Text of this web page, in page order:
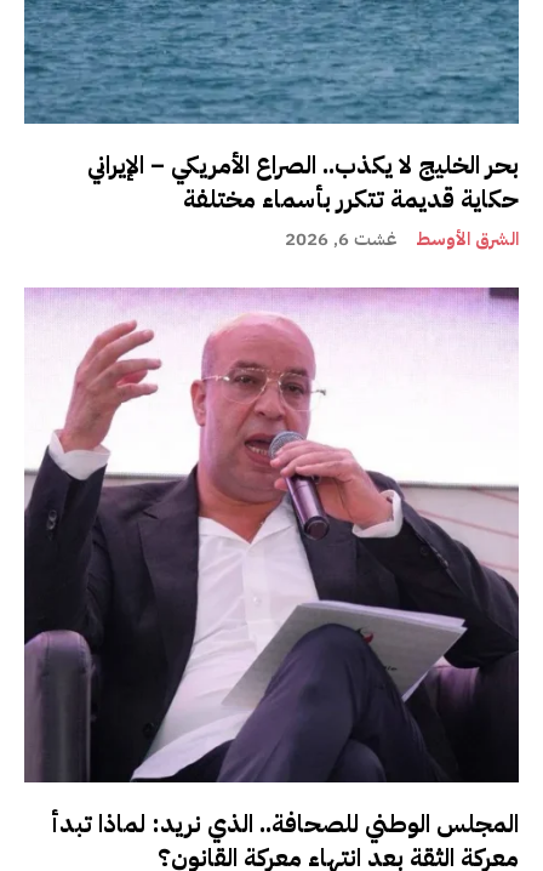
بحر الخليج لا يكذب.. الصراع الأمريكي – الإيراني
حكاية قديمة تتكرر بأسماء مختلفة
الشرق الأوسط غشت 6, 2026
المجلس الوطني للصحافة.. الذي نريد: لماذا تبدأ
معركة الثقة بعد انتهاء معركة القانون؟